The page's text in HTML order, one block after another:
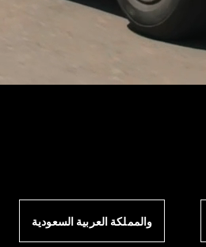
والمملكة العربية السعودية